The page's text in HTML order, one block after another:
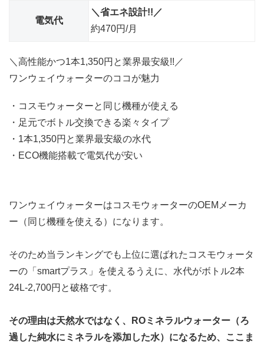
電気代
＼省エネ設計!!／
約470円/月
＼高性能かつ1本1,350円と業界最安級!!／
ワンウェイウォーターのココが魅力
・コスモウォーターと同じ機種が使える
・足元でボトル交換できる楽々タイプ
・1本1,350円と業界最安級の水代
・ECO機能搭載で電気代が安い
ワンウェイウォーターはコスモウォーターのOEMメーカ
ー（同じ機種を使える）になります。
そのため当ランキングでも上位に選ばれたコスモウォータ
ーの「smartプラス」を使えるうえに、 水代がボトル2本
24L-2,700円と破格です。
その理由は天然水ではなく、ROミネラルウォーター （ろ
過した純水にミネラルを添加した水） になるため、ここま